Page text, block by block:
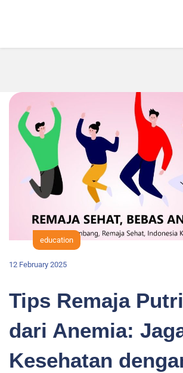
education
12 February 2025
Tips Remaja
dari Anemia:
Kesehatan